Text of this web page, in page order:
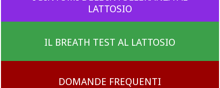
LATTOSIO
IL BREATH TEST AL LATTOSIO
DOMANDE FREQUENTI